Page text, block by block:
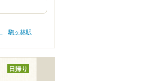
駒ヶ林駅
日帰り